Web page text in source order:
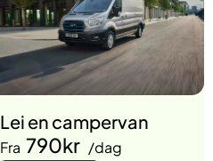
Lei en campervan
Fra 790kr /dag